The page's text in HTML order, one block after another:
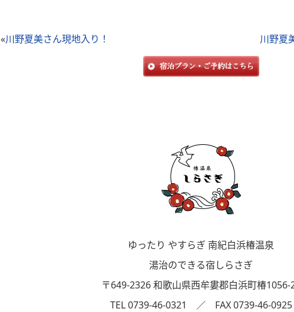
«川野夏美さん現地入り！
川野夏
ゆったり やすらぎ 南紀白浜椿温泉
湯治のできる宿しらさぎ
〒649-2326 和歌山県西牟婁郡白浜町椿1056-
TEL 0739-46-0321 ／ FAX 0739-46-0925